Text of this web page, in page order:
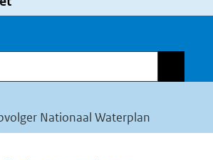
Nationaal Waterplan